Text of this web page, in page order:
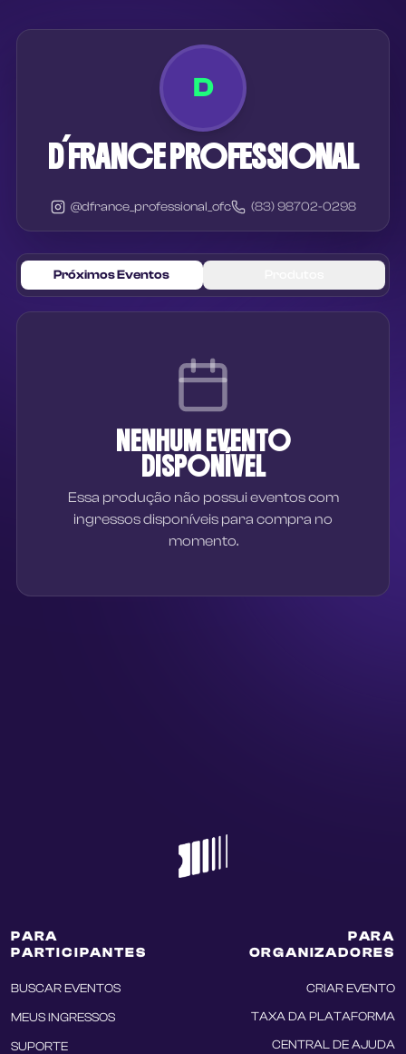
D
D´FRANCE PROFESSIONAL
@dfrance_professional_ofc (83) 98702-0298
Próximos Eventos
NENHUM EVENTO
DISPONÍVEL
Essa produção não possui eventos com
ingressos disponíveis para compra no
momento.
PARA
PARTICIPANTES
BUSCAR EVENTOS
MEUS INGRESSOS
SUPORTE
PARA
ORGANIZADORES
CRIAR EVENTO
TAXA DA PLATAFORMA
CENTRAL DE AJUDA